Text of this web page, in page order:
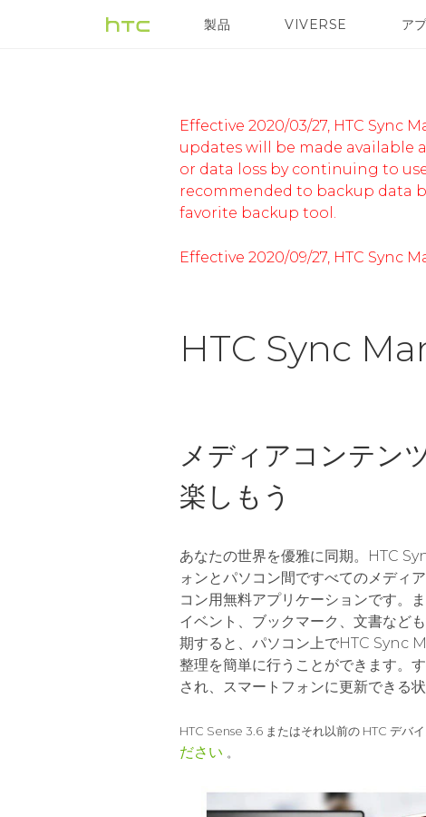
製品
VIVE VIVE Eagle
VIVERSE ア
Effective 2020/03/27, HTC
updates will be made available
or data loss by continuing to
recommended to backup data
favorite backup tool.
Effective 2020/09/27, HTC
HTC Sync
メディアコンテン
楽しもう
あなたの世界を優雅に同期。HTC
ォンとパソコン間ですべてのメディ
コン用無料アプリケーションです。
イベント、ブックマーク、文書など
期すると、パソコン上でHTC Sync
整理を簡単に行うことができます。
され、スマートフォンに更新できる状
HTC Sense 3.6 またはそれ以前の HTC デバイ
ださい 。